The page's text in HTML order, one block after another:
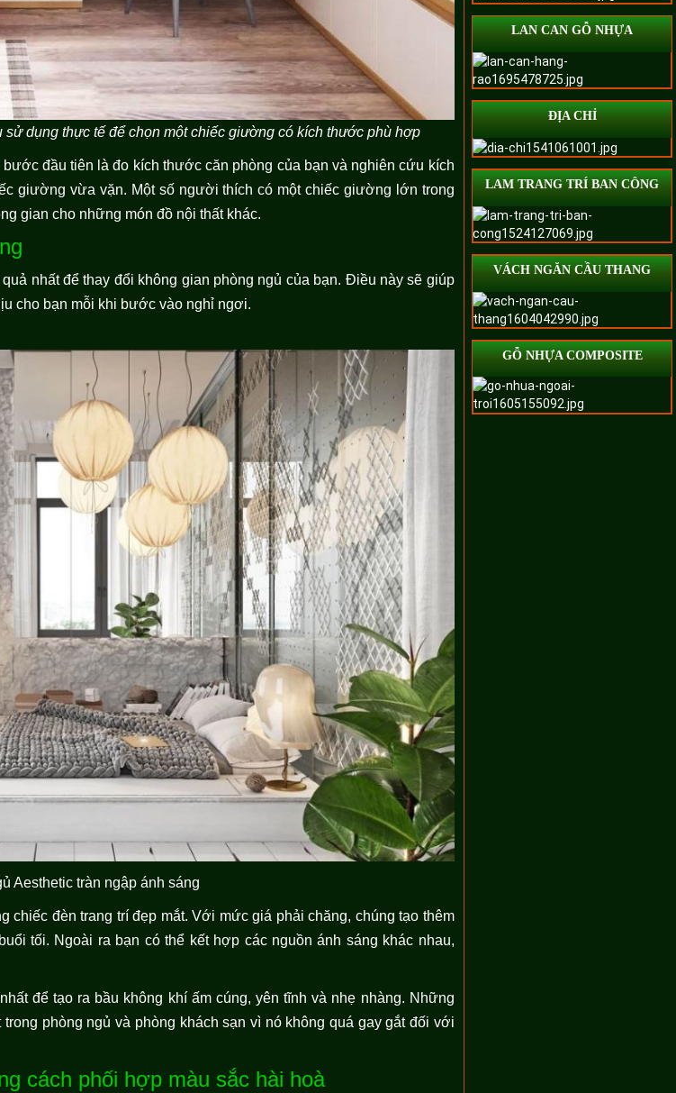
dụng thực tế để chọn một chiếc giường có kích thước phù hợp
đầu tiên là đo kích thước căn phòng của bạn và nghiên cứu kích
giường vừa vặn. Một số người thích có một chiếc giường lớn trong
gian cho những món đồ nội thất khác.
nhất để thay đổi không gian phòng ngủ của bạn. Điều này sẽ giúp
cho bạn mỗi khi bước vào nghỉ ngơi.
Aesthetic tràn ngập ánh sáng
chiếc đèn trang trí đẹp mắt. Với mức giá phải chăng, chúng tạo thêm
tối. Ngoài ra bạn có thể kết hợp các nguồn ánh sáng khác nhau,
để tạo ra bầu không khí ấm cúng, yên tĩnh và nhẹ nhàng. Những
phòng ngủ và phòng khách sạn vì nó không quá gay gắt đối với
cách phối hợp màu sắc hài hoà
LAN CAN GỖ NHỰA
ĐỊA CHỈ
LAM TRANG TRÍ BAN CÔNG
VÁCH NGĂN CẦU THANG
GỖ NHỰA COMPOSITE